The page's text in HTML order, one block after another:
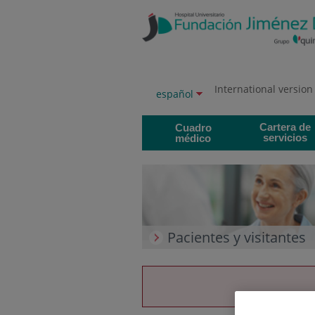
contenido
Selector
Idioma
español International version
Cuadro
médico
Cartera de
servicios
Pacientes y visitantes